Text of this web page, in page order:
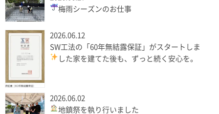
梅雨シーズンのお仕事
2026.06.12
SW工法の「60年無結露保証」がスタートしま
した家を建てた後も、ずっと続く安心を。
2026.06.02
地鎮祭を執り行いました